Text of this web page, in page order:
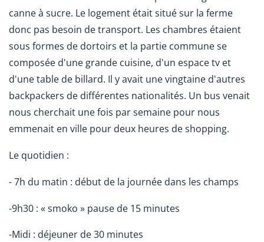
canne à sucre. Le logement était situé sur la ferme
donc pas besoin de transport. Les chambres étaient
sous formes de dortoirs et la partie commune se
composée d'une grande cuisine, d'un espace tv et
d'une table de billard. Il y avait une vingtaine d'autres
backpackers de différentes nationalités. Un bus venait
nous cherchait une fois par semaine pour nous
emmenait en ville pour deux heures de shopping.
Le quotidien :
- 7h du matin : début de la journée dans les champs
-9h30 : « smoko » pause de 15 minutes
-Midi : déjeuner de 30 minutes